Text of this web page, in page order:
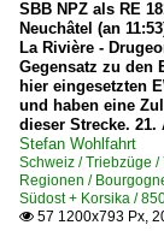
Morez
~
030 TB
2008
2010
2010
2011
2015
2017
SBB NPZ als RE
Neuchâtel (an
La Rivière -
Gegensatz zu den
hier eingesetzten
und haben eine
dieser Strecke. 21.
Stefan Wohlfahrt
Schweiz /
Regionen /
Südost + Korsika /
 57 1200x793 Px,